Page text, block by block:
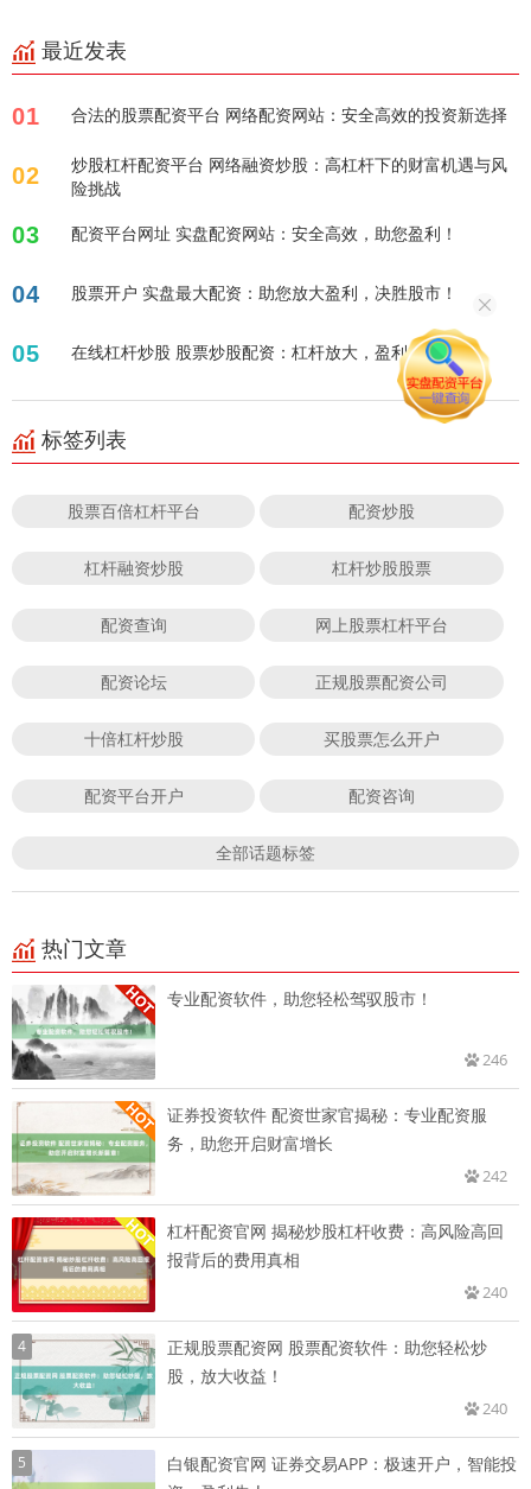
最近发表
01 合法的股票配资平台 网络配资网站：安全高效的投资新选择
02
炒股杠杆配资平台 网络融资炒股：高杠杆下的财富机遇与风
险挑战
03 配资平台网址 实盘配资网站：安全高效，助您盈利！
04 股票开户 实盘最大配资：助您放大盈利，决胜股市！
05 在线杠杆炒股 股票炒股配资：杠杆放大，盈利加速！
标签列表
股票百倍杠杆平台 配资炒股
杠杆融资炒股 杠杆炒股股票
配资查询 网上股票杠杆平台
配资论坛 正规股票配资公司
十倍杠杆炒股 买股票怎么开户
配资平台开户 配资咨询
全部话题标签
热门文章
专业配资软件，助您轻松驾驭股市！
246
证券投资软件 配资世家官揭秘：专业配资服
务，助您开启财富增长
242
杠杆配资官网 揭秘炒股杠杆收费：高风险高回
报背后的费用真相
240
4
正规股票配资网 股票配资软件：助您轻松炒
股，放大收益！
240
5
白银配资官网 证券交易APP：极速开户，智能投